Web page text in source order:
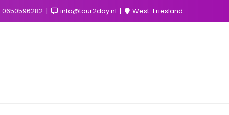
0650596282 info@tour2day.nl West-Friesland